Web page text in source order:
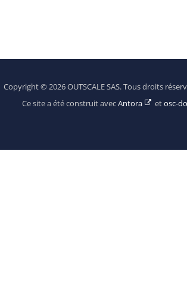
Copyright © 2026 OUTSCALE SAS. Tous droits
Ce site a été construit avecAntora etosc-